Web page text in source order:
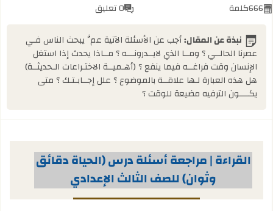
666كلمة
0 تعليق
نبذة عن المقال:أجب عن الأسئلة الآتية عمَّ يبحث الناس فـي
عصرنا الحالــي ؟ ومــا الذي لايــدرونـــه ؟ مــاذا يحدث إذا استغل
الإنسان وقت فراغــه فيما ينفع ؟ (أهـميــة الاختـراعات الـحديثــة)
هل هذه العبارة لـها علاقــة بالموضوع ؟ علل إجــابـتـك ؟ متى
يكــــون الترفيه مضيعة للوقت ؟
القراءة | مراجعة أسئلة درس (الحياة دقائق
وثوان) للصف الثالث الإعدادي